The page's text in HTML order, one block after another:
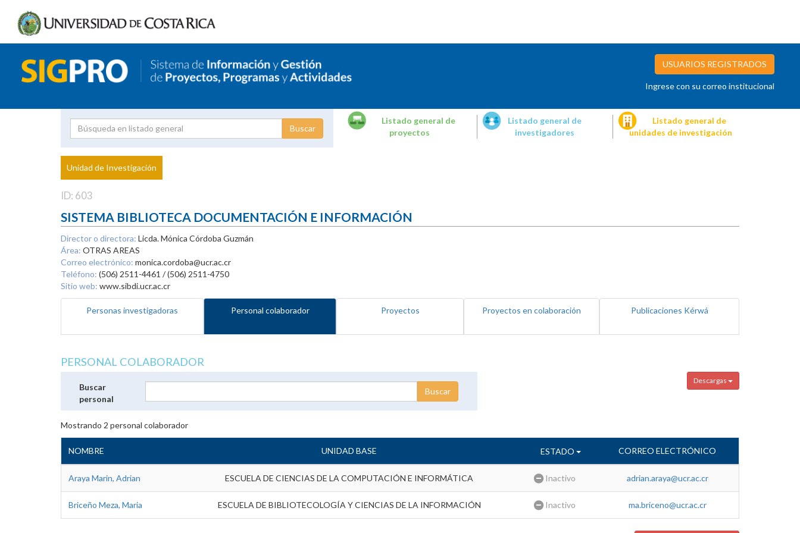
USUARIOS REGISTRADOS
Ingrese con su correo institucional
Proyecto
Investigador
Listado general de
proyectos
Listado general de
investigadores
Listado general de
unidades de investigación
Unidad de Investigación
ID: 603
SISTEMA BIBLIOTECA DOCUMENTACIÓN E INFORMACIÓN
Director o directora: Licda. Mónica Córdoba Guzmán
Área: OTRAS AREAS
Correo electrónico: monica.cordoba@ucr.ac.cr
Teléfono: (506) 2511-4461 / (506) 2511-4750
Sitio web: www.sibdi.ucr.ac.cr
Personas investigadoras Personal colaborador Proyectos Proyectos en colaboración Publicaciones Kérwá
PERSONAL COLABORADOR
Descargas
Buscar
personal
Mostrando 2 personal colaborador
NOMBRE UNIDAD BASE ESTADO CORREO ELECTRÓNICO
Araya Marin, Adrian ESCUELA DE CIENCIAS DE LA COMPUTACIÓN E INFORMÁTICA Inactivo adrian.araya@ucr.ac.cr
Briceño Meza, Maria ESCUELA DE BIBLIOTECOLOGÍA Y CIENCIAS DE LA INFORMACIÓN Inactivo ma.briceno@ucr.ac.cr